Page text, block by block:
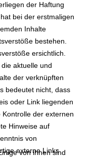
der Haftung
bei der erstmaligen
Inhalte
bestehen.
ersichtlich.
aktuelle und
der verknüpften
bedeutet nicht, dass
oder Link liegenden
der externen
Hinweise auf
von
externe Links
von ihnen sind